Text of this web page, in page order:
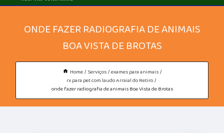
ONDE FAZER RADIOGRAFIA DE ANIMAIS
BOA VISTA DE BROTAS
Home Serviços exames para animais
rx para pet com laudo Arraial do Retiro
onde fazer radiografia de animais Boa Vista de Brotas